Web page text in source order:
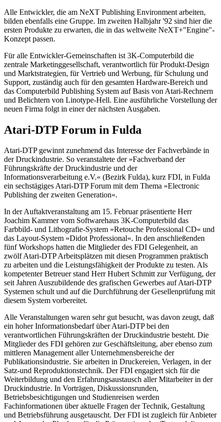
Alle Entwickler, die am NeXT Publishing Environment arbeiten,
bilden ebenfalls eine Gruppe. Im zweiten Halbjahr '92 sind hier die
ersten Produkte zu erwarten, die in das weltweite NeXT+"Engine"-
Konzept passen.
Für alle Entwickler-Gemeinschaften ist 3K-Computerbild die
zentrale Marketinggesellschaft, verantwortlich für Produkt-Design
und Marktstrategien, für Vertrieb und Werbung, für Schulung und
Support, zuständig auch für den gesamten Hardware-Bereich und
das Computerbild Publishing System auf Basis von Atari-Rechnern
und Belichtern von Linotype-Hell. Eine ausführliche Vorstellung der
neuen Firma folgt in einer der nächsten Ausgaben.
Atari-DTP Forum in Fulda
Atari-DTP gewinnt zunehmend das Interesse der Fachverbände in
der Druckindustrie. So veranstaltete der »Fachverband der
Führungskräfte der Druckindustrie und der
Informationsverarbeitung e.V.« (Bezirk Fulda), kurz FDI, in Fulda
ein sechstägiges Atari-DTP Forum mit dem Thema »Electronic
Publishing der zweiten Generation«.
In der Auftaktveranstaltung am 15. Februar präsentierte Herr
Joachim Kammer vom Softwarehaus 3K-Computerbild das
Farbbild- und Lithografie-System »Retouche Professional CD« und
das Layout-System »Didot Professional«. In den anschließenden
fünf Workshops hatten die Mitglieder des FDI Gelegenheit, an
zwölf Atari-DTP Arbeitsplätzen mit diesen Programmen praktisch
zu arbeiten und die Leistungsfähigkeit der Produkte zu testen. Als
kompetenter Betreuer stand Herr Hubert Schmitt zur Verfügung, der
seit Jahren Auszubildende des grafischen Gewerbes auf Atari-DTP
Systemen schult und auf die Durchführung der Gesellenprüfung mit
diesem System vorbereitet.
Alle Veranstaltungen waren sehr gut besucht, was davon zeugt, daß
ein hoher Informationsbedarf über Atari-DTP bei den
verantwortlichen Führungskräften der Druckindustrie besteht. Die
Mitglieder des FDI gehören zur Geschäftsleitung, aber ebenso zum
mittleren Management aller Unternehmensbereiche der
Publikationsindustrie. Sie arbeiten in Druckereien, Verlagen, in der
Satz-und Reproduktionstechnik. Der FDI engagiert sich für die
Weiterbildung und den Erfahrungsaustausch aller Mitarbeiter in der
Druckindustrie. In Vorträgen, Diskussionsrunden,
Betriebsbesichtigungen und Studienreisen werden
Fachinformationen über aktuelle Fragen der Technik, Gestaltung
und Betriebsführung ausgetauscht. Der FDI ist zugleich für Anbieter